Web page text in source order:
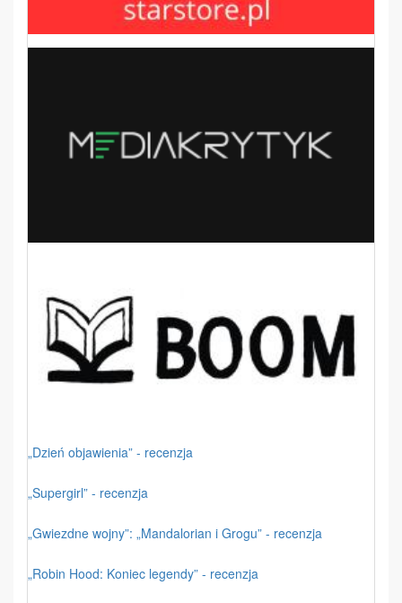
„Dzień objawienia” - recenzja
„Supergirl” - recenzja
„Gwiezdne wojny”: „Mandalorian i Grogu” - recenzja
„Robin Hood: Koniec legendy” - recenzja